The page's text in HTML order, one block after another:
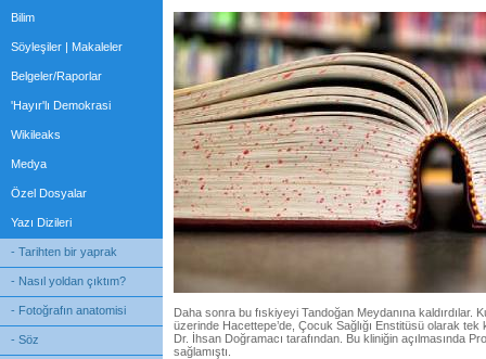
Bilim
Söyleşiler | Makaleler
Belgeler/Raporlar
'Hayır'lı Demokrasi
Wikileaks
Medya
Özel Dosyalar
Yazı Dizileri
- Tarihten bir yaprak
- Nasıl yoldan çıktım?
- Fotoğrafın anatomisi
- Söz
Daha sonra bu fıskiyeyi Tandoğan Meydanına kaldırdılar.
üzerinde Hacettepe’de, Çocuk Sağlığı Enstitüsü olarak tek
Dr. İhsan Doğramacı tarafından. Bu kliniğin açılmasında
sağlamıştı.